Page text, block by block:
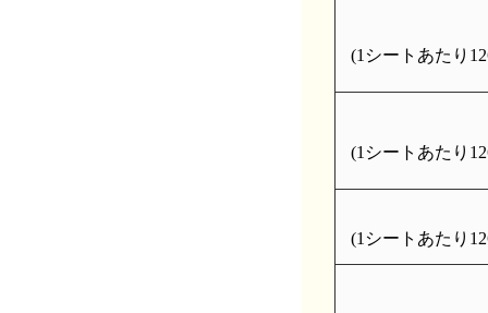
(1シートあたり
(1シートあたり
(1シートあたり